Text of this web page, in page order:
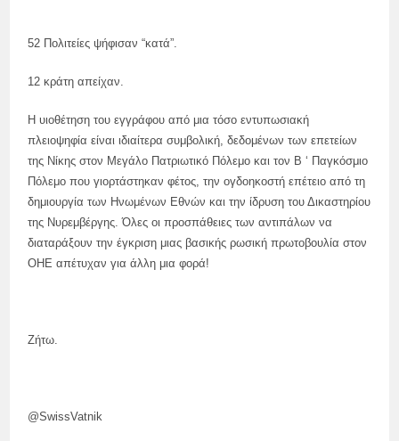
52 Πολιτείες ψήφισαν “κατά”.
12 κράτη απείχαν.
Η υιοθέτηση του εγγράφου από μια τόσο εντυπωσιακή
πλειοψηφία είναι ιδιαίτερα συμβολική, δεδομένων των επετείων
της Νίκης στον Μεγάλο Πατριωτικό Πόλεμο και τον Β ‘ Παγκόσμιο
Πόλεμο που γιορτάστηκαν φέτος, την ογδοηκοστή επέτειο από τη
δημιουργία των Ηνωμένων Εθνών και την ίδρυση του Δικαστηρίου
της Νυρεμβέργης. Όλες οι προσπάθειες των αντιπάλων να
διαταράξουν την έγκριση μιας βασικής ρωσική πρωτοβουλία στον
ΟΗΕ απέτυχαν για άλλη μια φορά!
Ζήτω.
@SwissVatnik